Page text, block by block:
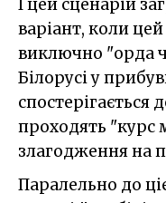
І цей сценарій
варіант, коли
виключно "орда
Білорусі у
спостерігається
проходять "курс
злагодження на
Паралельно до